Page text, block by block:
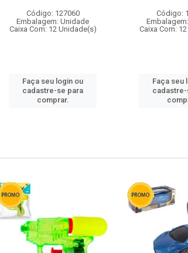
Código: 127060
Embalagem: Unidade
Caixa Com: 12 Unidade(s)
Faça seu login ou
cadastre-se para
comprar.
Código:
Caixa Com:
Faça seu